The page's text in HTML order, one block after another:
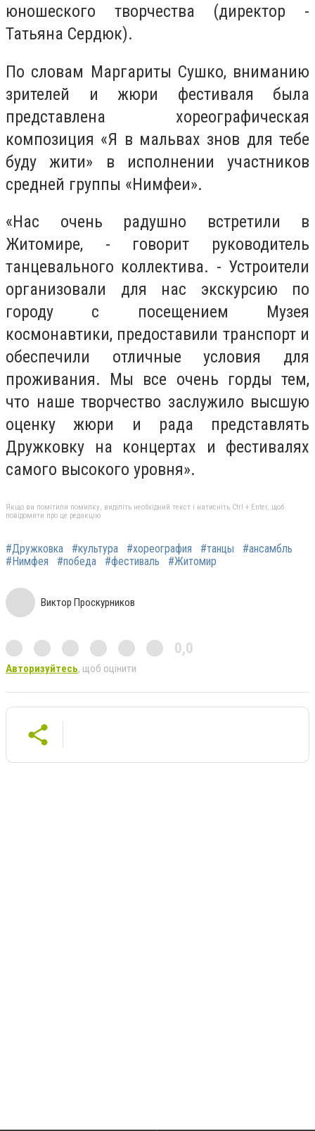
юношеского творчества (директор -
Татьяна Сердюк).
По словам Маргариты Сушко, вниманию
зрителей и жюри фестиваля была
представлена хореографическая
композиция «Я в мальвах знов для тебе
буду жити» в исполнении участников
средней группы «Нимфеи».
«Нас очень радушно встретили в
Житомире, - говорит руководитель
танцевального коллектива. - Устроители
организовали для нас экскурсию по
городу с посещением Музея
космонавтики, предоставили транспорт и
обеспечили отличные условия для
проживания. Мы все очень горды тем,
что наше творчество заслужило высшую
оценку жюри и рада представлять
Дружковку на концертах и фестивалях
самого высокого уровня».
Якщо ви помітили помилку, виділіть необхідний текст і натисніть Ctrl + Enter, щоб
повідомити про це редакцію
#Дружковка #культура #хореография #танцы
#ансамбль
#Нимфея
#победа #фестиваль #Житомир
Виктор Проскурников
0,0
Авторизуйтесь, щоб оцінити